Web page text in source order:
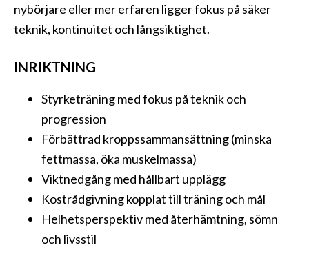
nybörjare eller mer erfaren ligger fokus på säker
teknik, kontinuitet och långsiktighet.
INRIKTNING
Styrketräning med fokus på teknik och
progression
Förbättrad kroppssammansättning (minska
fettmassa, öka muskelmassa)
Viktnedgång med hållbart upplägg
Kostrådgivning kopplat till träning och mål
Helhetsperspektiv med återhämtning, sömn
och livsstil